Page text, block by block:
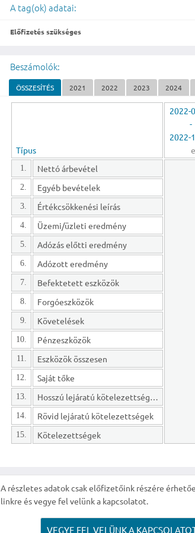
A tag(ok) adatai:
Előfizetés szükséges
Beszámolók:
ÖSSZESÍTÉS 2021 2022 2023 2024
Típus
2022-
-
2022-
1. Nettó árbevétel
2. Egyéb bevételek
3. Értékcsökkenési leírás
4. Üzemi/üzleti eredmény
5. Adózás előtti eredmény
6. Adózott eredmény
7. Befektetett eszközök
8. Forgóeszközök
9. Követelések
10. Pénzeszközök
11. Eszközök összesen
12. Saját tőke
13. Hosszú lejáratú kötelezettségek
14. Rövid lejáratú kötelezettségek
15. Kötelezettségek
A részletes adatok csak előfizetőink részére
linkre és vegye fel velünk a kapcsolatot.
VEGYE FEL VELÜNK A